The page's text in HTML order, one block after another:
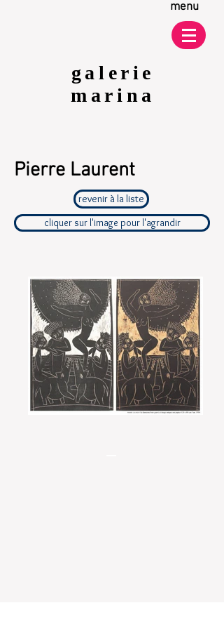
menu
galerie
marina
Pierre Laurent
revenir à la liste
cliquer sur l'image pour l'agrandir